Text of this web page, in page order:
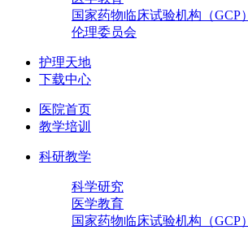
国家药物临床试验机构（GCP）
伦理委员会
护理天地
下载中心
医院首页
教学培训
科研教学
科学研究
医学教育
国家药物临床试验机构（GCP）